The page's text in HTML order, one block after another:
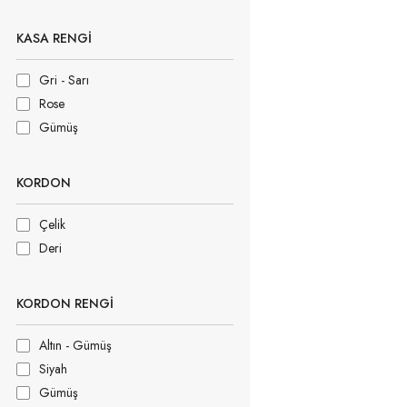
KASA RENGI
Gri - Sarı
Rose
Gümüş
KORDON
Çelik
Deri
KORDON RENGI
Altın - Gümüş
Siyah
Gümüş